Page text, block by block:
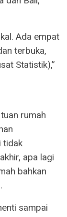
Ada empat
terbuka,
Statistik),”
rumah
tidak
apa lagi
bahkan
sampai